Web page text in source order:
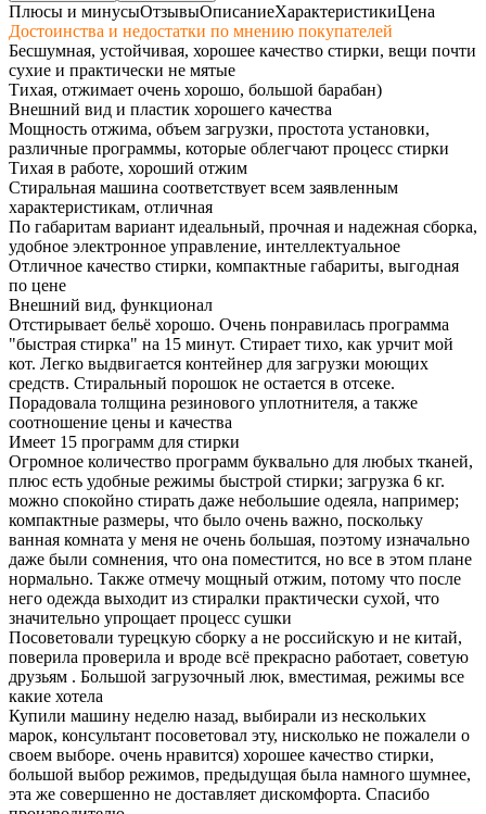
Плюсы и минусыОтзывыОписаниеХарактеристикиЦена
Достоинства и недостатки по мнению покупателей
Бесшумная, устойчивая, хорошее качество стирки, вещи почти
сухие и практически не мятые
Тихая, отжимает очень хорошо, большой барабан)
Внешний вид и пластик хорошего качества
Мощность отжима, объем загрузки, простота установки,
различные программы, которые облегчают процесс стирки
Тихая в работе, хороший отжим
Стиральная машина соответствует всем заявленным
характеристикам, отличная
По габаритам вариант идеальный, прочная и надежная сборка,
удобное электронное управление, интеллектуальное
Отличное качество стирки, компактные габариты, выгодная
по цене
Внешний вид, функционал
Отстирывает бельё хорошо. Очень понравилась программа
"быстрая стирка" на 15 минут. Стирает тихо, как урчит мой
кот. Легко выдвигается контейнер для загрузки моющих
средств. Стиральный порошок не остается в отсеке.
Порадовала толщина резинового уплотнителя, а также
соотношение цены и качества
Имеет 15 программ для стирки
Огромное количество программ буквально для любых тканей,
плюс есть удобные режимы быстрой стирки; загрузка 6 кг.
можно спокойно стирать даже небольшие одеяла, например;
компактные размеры, что было очень важно, поскольку
ванная комната у меня не очень большая, поэтому изначально
даже были сомнения, что она поместится, но все в этом плане
нормально. Также отмечу мощный отжим, потому что после
него одежда выходит из стиралки практически сухой, что
значительно упрощает процесс сушки
Посоветовали турецкую сборку а не российскую и не китай,
поверила проверила и вроде всё прекрасно работает, советую
друзьям . Большой загрузочный люк, вместимая, режимы все
какие хотела
Купили машину неделю назад, выбирали из нескольких
марок, консультант посоветовал эту, нисколько не пожалели о
своем выборе. очень нравится) хорошее качество стирки,
большой выбор режимов, предыдущая была намного шумнее,
эта же совершенно не доставляет дискомфорта. Спасибо